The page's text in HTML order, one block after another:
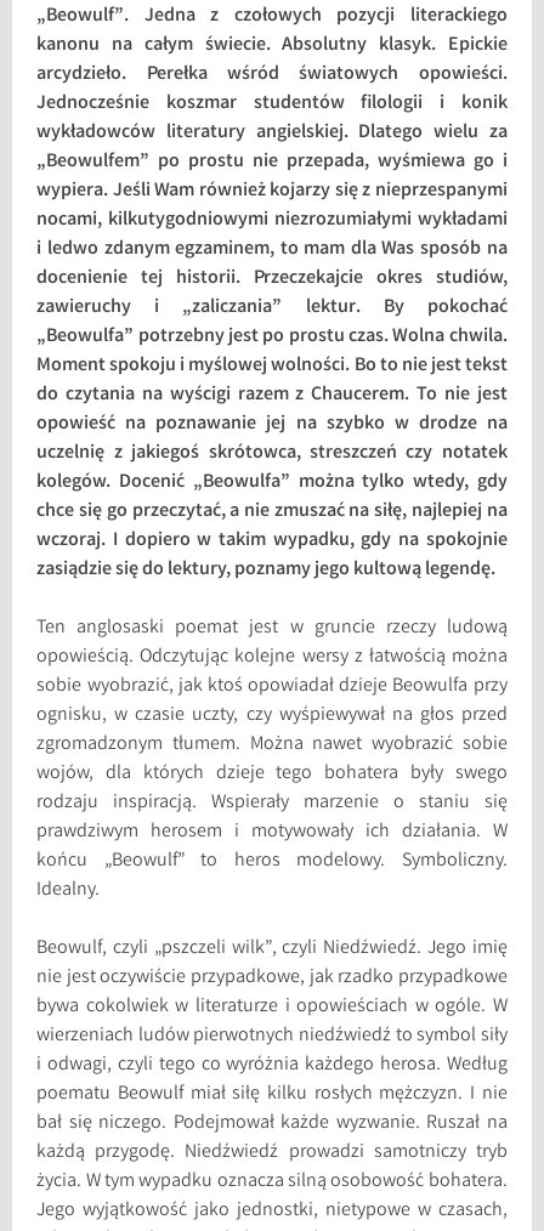
„Beowulf”. Jedna z czołowych pozycji literackiego
kanonu na całym świecie. Absolutny klasyk. Epickie
arcydzieło. Perełka wśród światowych opowieści.
Jednocześnie koszmar studentów filologii i konik
wykładowców literatury angielskiej. Dlatego wielu za
„Beowulfem” po prostu nie przepada, wyśmiewa go i
wypiera. Jeśli Wam również kojarzy się z nieprzespanymi
nocami, kilkutygodniowymi niezrozumiałymi wykładami
i ledwo zdanym egzaminem, to mam dla Was sposób na
docenienie tej historii. Przeczekajcie okres studiów,
zawieruchy i „zaliczania” lektur. By pokochać
„Beowulfa” potrzebny jest po prostu czas. Wolna chwila.
Moment spokoju i myślowej wolności. Bo to nie jest tekst
do czytania na wyścigi razem z Chaucerem. To nie jest
opowieść na poznawanie jej na szybko w drodze na
uczelnię z jakiegoś skrótowca, streszczeń czy notatek
kolegów. Docenić „Beowulfa” można tylko wtedy, gdy
chce się go przeczytać, a nie zmuszać na siłę, najlepiej na
wczoraj. I dopiero w takim wypadku, gdy na spokojnie
zasiądzie się do lektury, poznamy jego kultową legendę.
Ten anglosaski poemat jest w gruncie rzeczy ludową
opowieścią. Odczytując kolejne wersy z łatwością można
sobie wyobrazić, jak ktoś opowiadał dzieje Beowulfa przy
ognisku, w czasie uczty, czy wyśpiewywał na głos przed
zgromadzonym tłumem. Można nawet wyobrazić sobie
wojów, dla których dzieje tego bohatera były swego
rodzaju inspiracją. Wspierały marzenie o staniu się
prawdziwym herosem i motywowały ich działania. W
końcu „Beowulf” to heros modelowy. Symboliczny.
Idealny.
Beowulf, czyli „pszczeli wilk”, czyli Niedźwiedź. Jego imię
nie jest oczywiście przypadkowe, jak rzadko przypadkowe
bywa cokolwiek w literaturze i opowieściach w ogóle. W
wierzeniach ludów pierwotnych niedźwiedź to symbol siły
i odwagi, czyli tego co wyróżnia każdego herosa. Według
poematu Beowulf miał siłę kilku rosłych mężczyzn. I nie
bał się niczego. Podejmował każde wyzwanie. Ruszał na
każdą przygodę. Niedźwiedź prowadzi samotniczy tryb
życia. W tym wypadku oznacza silną osobowość bohatera.
Jego wyjątkowość jako jednostki, nietypowe w czasach,